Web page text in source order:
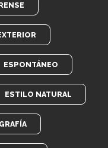
ESPONTÁNEO
ESTILO NATURAL